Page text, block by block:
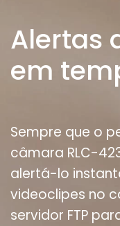
Alertas
em
Sempre que o
câmara RLC-
alertá-lo
videoclipes no
servidor FTP